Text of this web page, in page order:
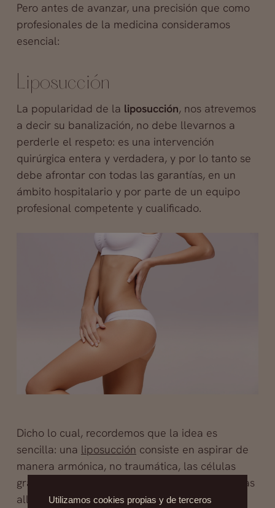
Pero antes de avanzar, una precisión que como
profesionales de la medicina consideramos
esencial:
Liposucción
La popularidad de la liposucción, nos atrevemos
a decir su banalización, no debe llevarnos a
perderle el respeto: es una intervención
quirúrgica entera y verdadera, y por lo tanto se
debe afrontar con todas las garantías, en un
ámbito hospitalario y por parte de un equipo
profesional competente y cualificado.
Dicho lo cual, recordemos que la idea es
sencilla: una liposucción consiste en aspirar de
manera armónica, no traumática, las células
grasas sobrantes, y para ello vamos a buscarlas
allí donde se acumulan:
Utilizamos cookies propias y de terceros